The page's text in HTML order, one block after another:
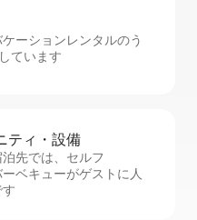
ーションレンタルのう
ています
テ⁠ィ・設⁠備
先では、セ⁠ル⁠フ
ベキューがゲストに人